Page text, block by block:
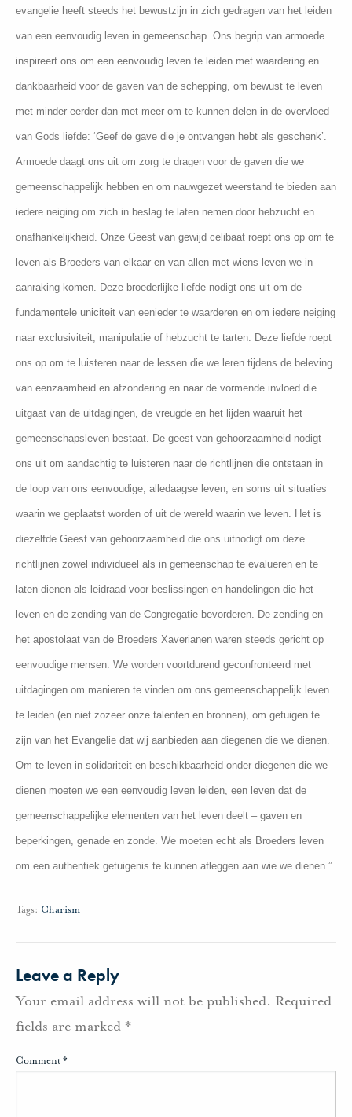
evangelie heeft steeds het bewustzijn in zich gedragen van het leiden
van een eenvoudig leven in gemeenschap. Ons begrip van armoede
inspireert ons om een eenvoudig leven te leiden met waardering en
dankbaarheid voor de gaven van de schepping, om bewust te leven
met minder eerder dan met meer om te kunnen delen in de overvloed
van Gods liefde: ‘Geef de gave die je ontvangen hebt als geschenk’.
Armoede daagt ons uit om zorg te dragen voor de gaven die we
gemeenschappelijk hebben en om nauwgezet weerstand te bieden aan
iedere neiging om zich in beslag te laten nemen door hebzucht en
onafhankelijkheid. Onze Geest van gewijd celibaat roept ons op om te
leven als Broeders van elkaar en van allen met wiens leven we in
aanraking komen. Deze broederlijke liefde nodigt ons uit om de
fundamentele uniciteit van eenieder te waarderen en om iedere neiging
naar exclusiviteit, manipulatie of hebzucht te tarten. Deze liefde roept
ons op om te luisteren naar de lessen die we leren tijdens de beleving
van eenzaamheid en afzondering en naar de vormende invloed die
uitgaat van de uitdagingen, de vreugde en het lijden waaruit het
gemeenschapsleven bestaat. De geest van gehoorzaamheid nodigt
ons uit om aandachtig te luisteren naar de richtlijnen die ontstaan in
de loop van ons eenvoudige, alledaagse leven, en soms uit situaties
waarin we geplaatst worden of uit de wereld waarin we leven. Het is
diezelfde Geest van gehoorzaamheid die ons uitnodigt om deze
richtlijnen zowel individueel als in gemeenschap te evalueren en te
laten dienen als leidraad voor beslissingen en handelingen die het
leven en de zending van de Congregatie bevorderen. De zending en
het apostolaat van de Broeders Xaverianen waren steeds gericht op
eenvoudige mensen. We worden voortdurend geconfronteerd met
uitdagingen om manieren te vinden om ons gemeenschappelijk leven
te leiden (en niet zozeer onze talenten en bronnen), om getuigen te
zijn van het Evangelie dat wij aanbieden aan diegenen die we dienen.
Om te leven in solidariteit en beschikbaarheid onder diegenen die we
dienen moeten we een eenvoudig leven leiden, een leven dat de
gemeenschappelijke elementen van het leven deelt – gaven en
beperkingen, genade en zonde. We moeten echt als Broeders leven
om een authentiek getuigenis te kunnen afleggen aan wie we dienen.”
Tags: Charism
Leave a Reply
Your email address will not be published. Required
fields are marked *
Comment*